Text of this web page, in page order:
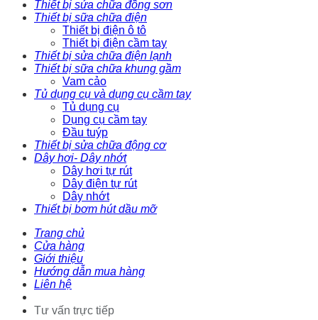
Thiết bị sửa chữa đồng sơn
Thiết bị sữa chữa điện
Thiết bị điện ô tô
Thiết bị điện cầm tay
Thiết bị sửa chữa điện lạnh
Thiết bị sữa chữa khung gầm
Vam cảo
Tủ dụng cụ và dụng cụ cầm tay
Tủ dụng cụ
Dụng cụ cầm tay
Đầu tuýp
Thiết bị sửa chữa động cơ
Dây hơi- Dây nhớt
Dây hơi tự rút
Dây điện tự rút
Dây nhớt
Thiết bị bơm hút dầu mỡ
Trang chủ
Cửa hàng
Giới thiệu
Hướng dẫn mua hàng
Liên hệ
Tư vấn trực tiếp